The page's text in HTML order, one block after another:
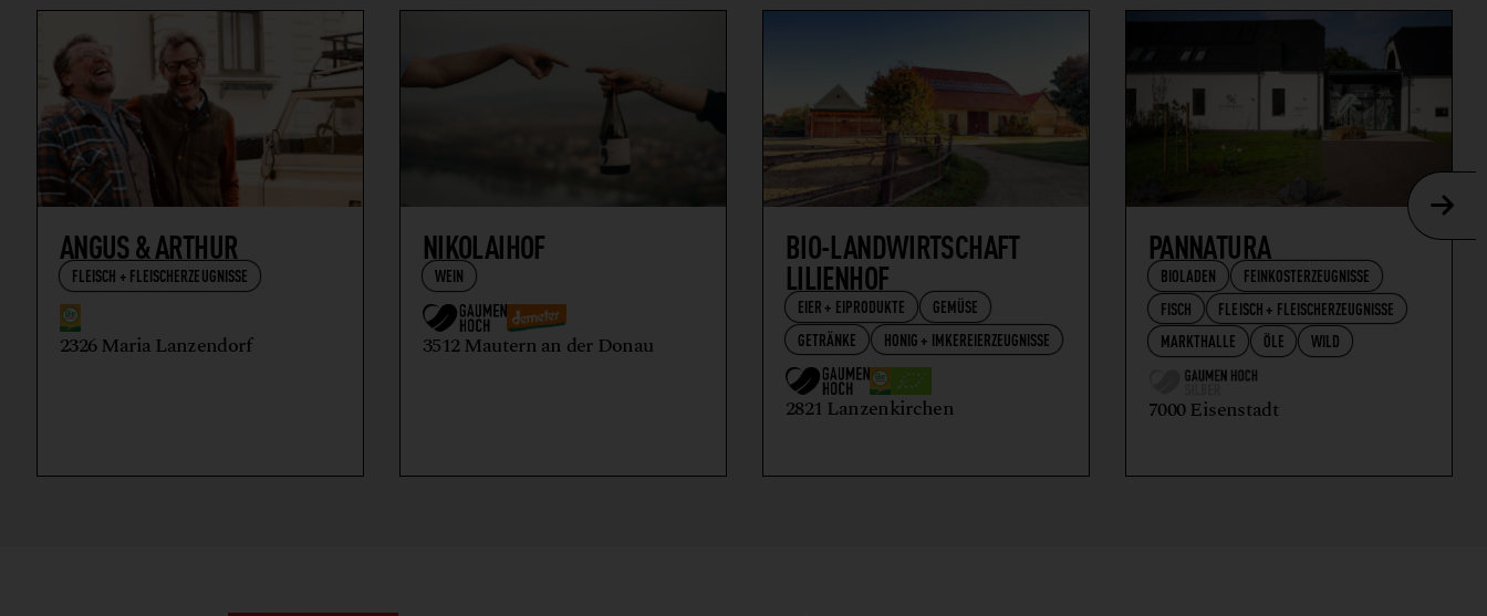
ANGUS & ARTHUR
FLEISCH + FLEISCHERZEUGNISSE
2326 Maria Lanzendorf
NIKOLAIHOF
WEIN
3512 Mautern an der Donau
BIO-LANDWIRTSCHAFT
LILIENHOF
EIER + EIPRODUKTE
GEMÜSE
GETRÄNKE
HONIG + IMKEREIERZEUGNISSE
2821 Lanzenkirchen
PANNATURA
BIOLADEN
FEINKOSTERZEUGNISSE
FISCH
FLEISCH + FLEISCHERZEUGNISSE
MARKTHALLE
ÖLE WILD
7000 Eisenstadt